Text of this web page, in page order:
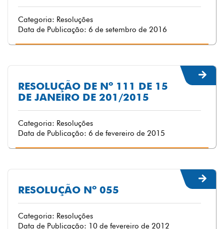
Categoria: Resoluções
Data de Publicação: 6 de setembro de 2016
RESOLUÇÃO DE Nº 111 DE 15
DE JANEIRO DE 201/2015
Categoria: Resoluções
Data de Publicação: 6 de fevereiro de 2015
RESOLUÇÃO Nº 055
Categoria: Resoluções
Data de Publicação: 10 de fevereiro de 2012